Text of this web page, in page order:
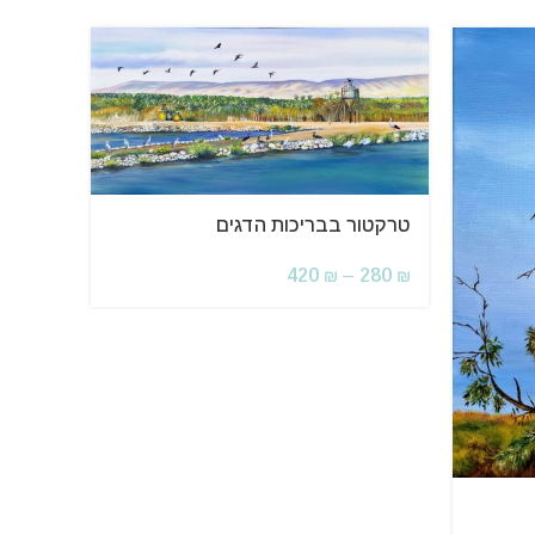
טרקטור בבריכות הדגים
280 ₪
–
420 ₪